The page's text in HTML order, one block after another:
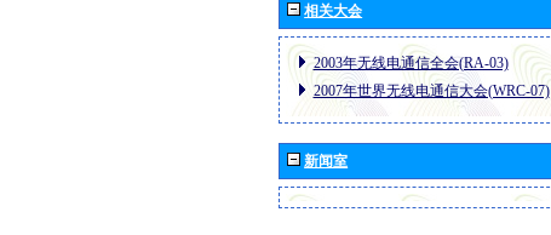
相关大会
2003年无线电通信全会(RA-03)
2007年世界无线电通信大会(WRC-07)
新闻室